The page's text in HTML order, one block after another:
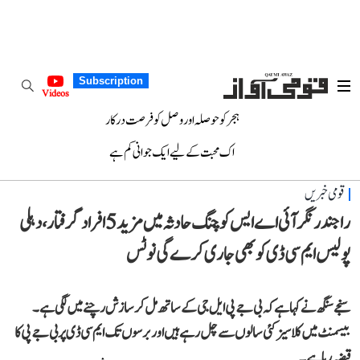
Subscription
Videos
ہجر کو حوصلہ اور وصل کو فرصت درکار
اک محبت کے لیے ایک جوانی کم ہے
قومی خبریں
راجندر نگر آئی اے ایس کوچنگ حادثہ میں مزید 5 افراد گرفتار، دہلی
پولیس ایم سی ڈی کو بھی جاری کرے گی نوٹس
سنجے سنگھ نے کہا ہے کہ بی جے پی ایل جی کے ساتھ مل کر سازش رچنے میں لگی ہے۔
بیسمنٹ میں کلاسیز کئی سالوں سے چل رہے ہیں اور برسوں تک ایم سی ڈی پر بی جے پی کا